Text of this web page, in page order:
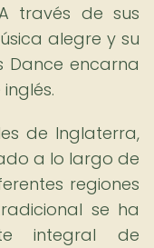
través de sus
alegre y su
Dance encarna
de Inglaterra,
a lo largo de
regiones
se ha
integral de